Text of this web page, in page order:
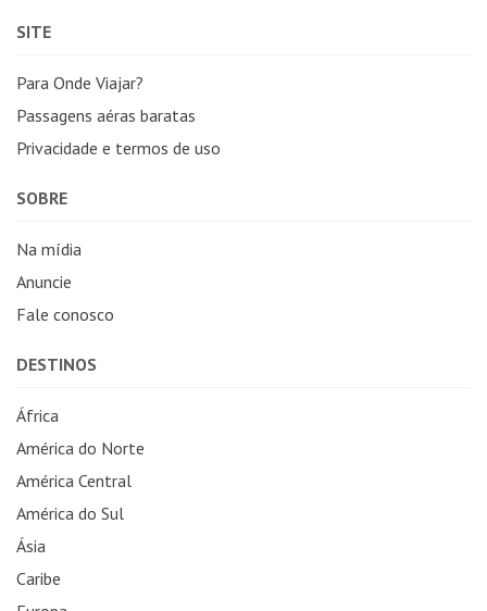
SITE
Para Onde Viajar?
Passagens aéras baratas
Privacidade e termos de uso
SOBRE
Na mídia
Anuncie
Fale conosco
DESTINOS
África
América do Norte
América Central
América do Sul
Ásia
Caribe